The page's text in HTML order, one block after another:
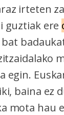
irteten
guztiak ere
egin.
baina ez
mota hau